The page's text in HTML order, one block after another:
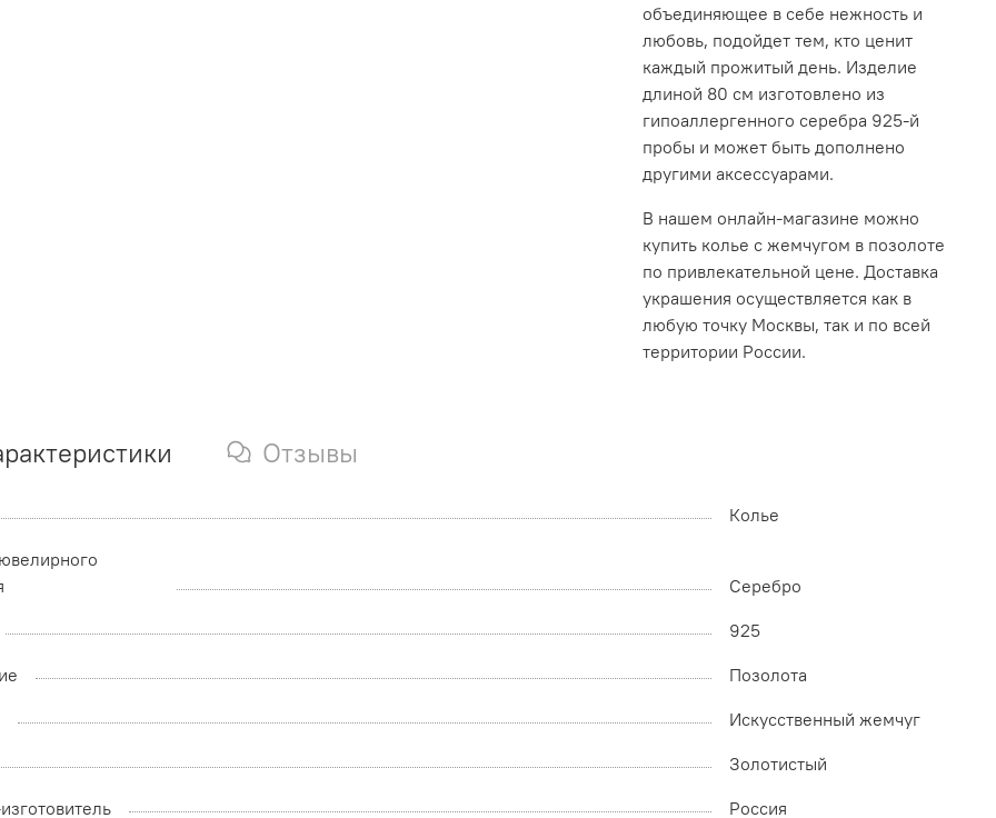
объединяющее в себе нежность и
любовь, подойдет тем, кто ценит
каждый прожитый день. Изделие
длиной 80 см изготовлено из
гипоаллергенного серебра 925-й
пробы и может быть дополнено
другими аксессуарами.
В нашем онлайн-магазине можно
купить колье с жемчугом в позолоте
по привлекательной цене. Доставка
украшения осуществляется как в
любую точку Москвы, так и по всей
территории России.
Отзывы
Колье
Серебро
925
Позолота
Искусственный жемчуг
Золотистый
Россия